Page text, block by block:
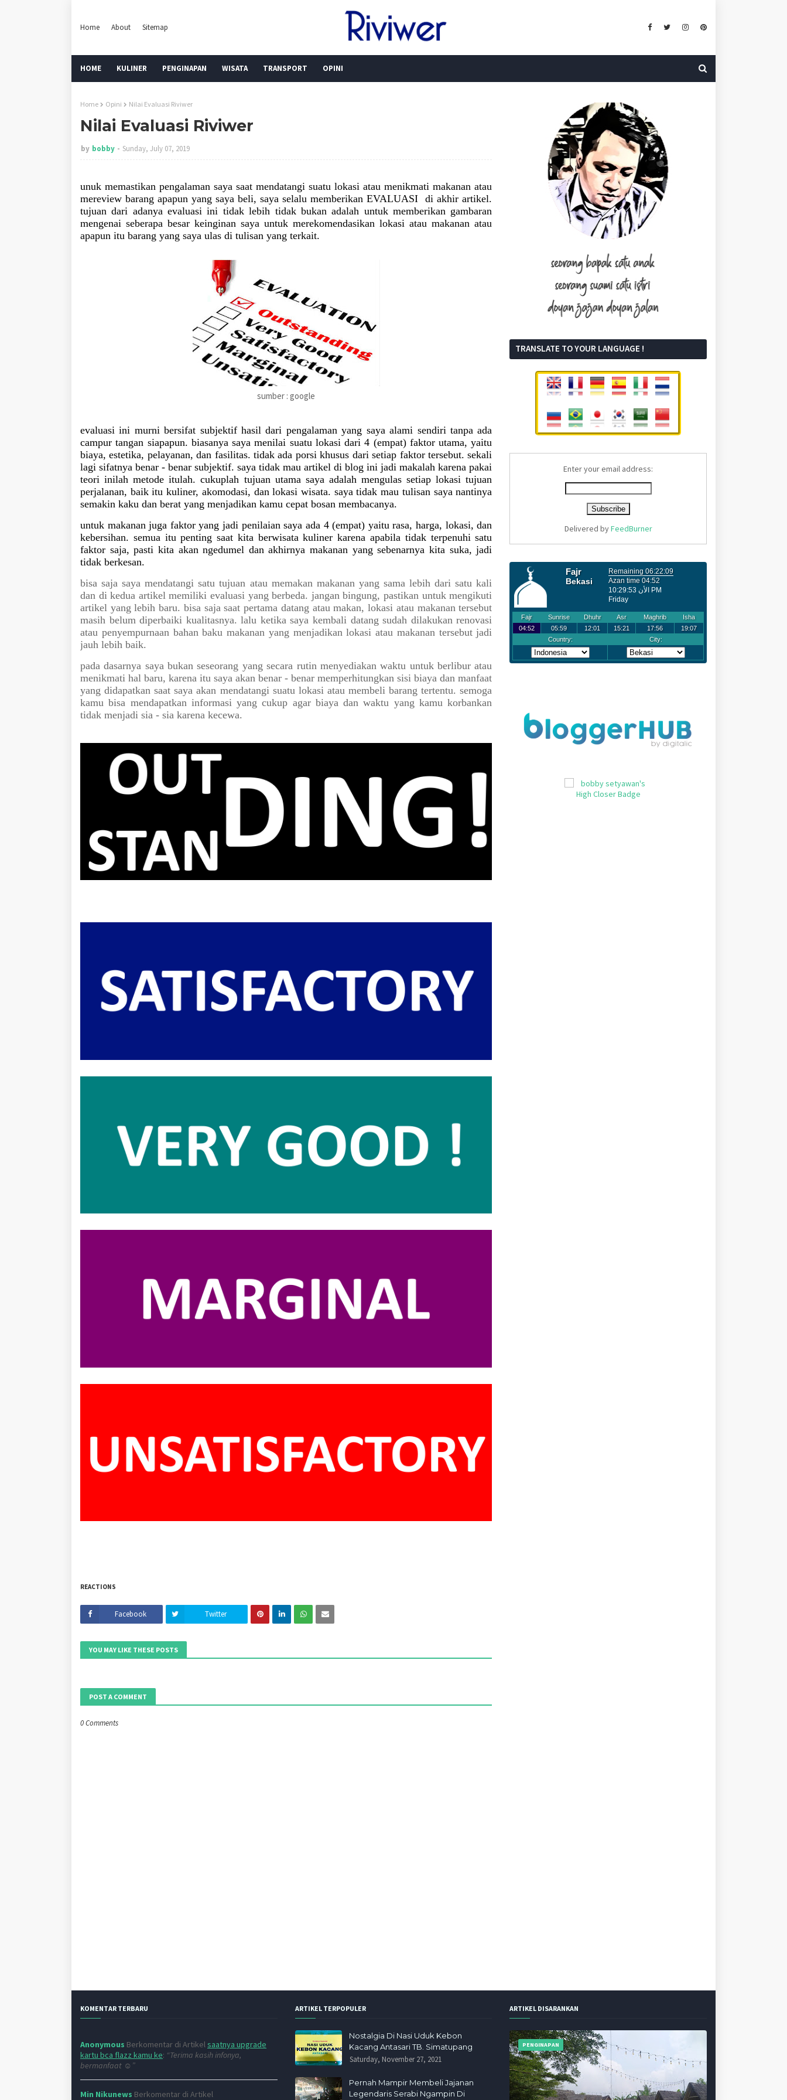
Home About Sitemap
HOME KULINER PENGINAPAN WISATA TRANSPORT OPINI
Home Opini Nilai Evaluasi Riviwer
Nilai Evaluasi Riviwer
by bobby Sunday, July 07, 2019
unuk memastikan pengalaman saya saat mendatangi suatu lokasi atau menikmati makanan atau
mereview barang apapun yang saya beli, saya selalu memberikan EVALUASI di akhir artikel.
tujuan dari adanya evaluasi ini tidak lebih tidak bukan adalah untuk memberikan gambaran
mengenai seberapa besar keinginan saya untuk merekomendasikan lokasi atau makanan atau
apapun itu barang yang saya ulas di tulisan yang terkait.
sumber : google
evaluasi ini murni bersifat subjektif hasil dari pengalaman yang saya alami sendiri tanpa ada
campur tangan siapapun. biasanya saya menilai suatu lokasi dari 4 (empat) faktor utama, yaitu
biaya, estetika, pelayanan, dan fasilitas. tidak ada porsi khusus dari setiap faktor tersebut. sekali
lagi sifatnya benar - benar subjektif. saya tidak mau artikel di blog ini jadi makalah karena pakai
teori inilah metode itulah. cukuplah tujuan utama saya adalah mengulas setiap lokasi tujuan
perjalanan, baik itu kuliner, akomodasi, dan lokasi wisata. saya tidak mau tulisan saya nantinya
semakin kaku dan berat yang menjadikan kamu cepat bosan membacanya.
untuk makanan juga faktor yang jadi penilaian saya ada 4 (empat) yaitu rasa, harga, lokasi, dan
kebersihan. semua itu penting saat kita berwisata kuliner karena apabila tidak terpenuhi satu
faktor saja, pasti kita akan ngedumel dan akhirnya makanan yang sebenarnya kita suka, jadi
tidak berkesan.
bisa saja saya mendatangi satu tujuan atau memakan makanan yang sama lebih dari satu kali
dan di kedua artikel memiliki evaluasi yang berbeda. jangan bingung, pastikan untuk mengikuti
artikel yang lebih baru. bisa saja saat pertama datang atau makan, lokasi atau makanan tersebut
masih belum diperbaiki kualitasnya. lalu ketika saya kembali datang sudah dilakukan renovasi
atau penyempurnaan bahan baku makanan yang menjadikan lokasi atau makanan tersebut jadi
jauh lebih baik.
pada dasarnya saya bukan seseorang yang secara rutin menyediakan waktu untuk berlibur atau
menikmati hal baru, karena itu saya akan benar - benar memperhitungkan sisi biaya dan manfaat
yang didapatkan saat saya akan mendatangi suatu lokasi atau membeli barang tertentu. semoga
kamu bisa mendapatkan informasi yang cukup agar biaya dan waktu yang kamu korbankan
tidak menjadi sia - sia karena kecewa.
REACTIONS
Facebook Twitter
YOU MAY LIKE THESE POSTS
POST A COMMENT
0 Comments
TRANSLATE TO YOUR LANGUAGE !
Enter your email address:
Delivered byFeedBurner
KOMENTAR TERBARU
Anonymous Berkomentar di Artikelsaatnya upgrade
kartu bca flazz kamu ke: “Terima kasih infonya,
bermanfaat ☺”
Min Nikunews Berkomentar di Artikel
ARTIKEL TERPOPULER
Nostalgia Di Nasi Uduk Kebon
Kacang Antasari TB. Simatupang
Saturday, November 27, 2021
Pernah Mampir Membeli Jajanan
Legendaris Serabi Ngampin Di
ARTIKEL DISARANKAN
PENGINAPAN